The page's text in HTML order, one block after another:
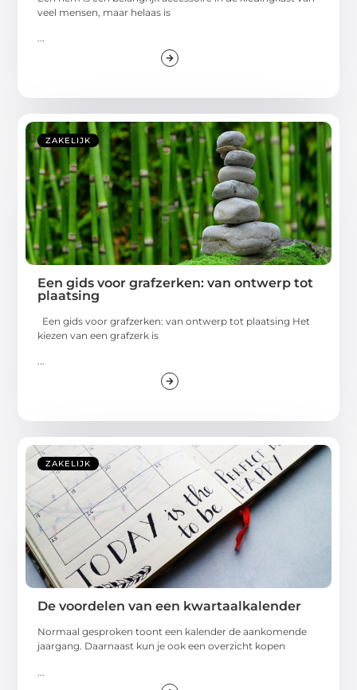
veel mensen, maar helaas is
ZAKELIJK
Een gids voor grafzerken: van ontwerp tot
plaatsing
Een gids voor grafzerken: van ontwerp tot plaatsing Het
kiezen van een grafzerk is
ZAKELIJK
De voordelen van een kwartaalkalender
Normaal gesproken toont een kalender de aankomende
jaargang. Daarnaast kun je ook een overzicht kopen